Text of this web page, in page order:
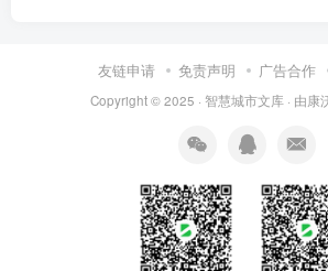
友链申请 免责声明 广告合作
Copyright © 2025 · 智慧城市文库 · 由康